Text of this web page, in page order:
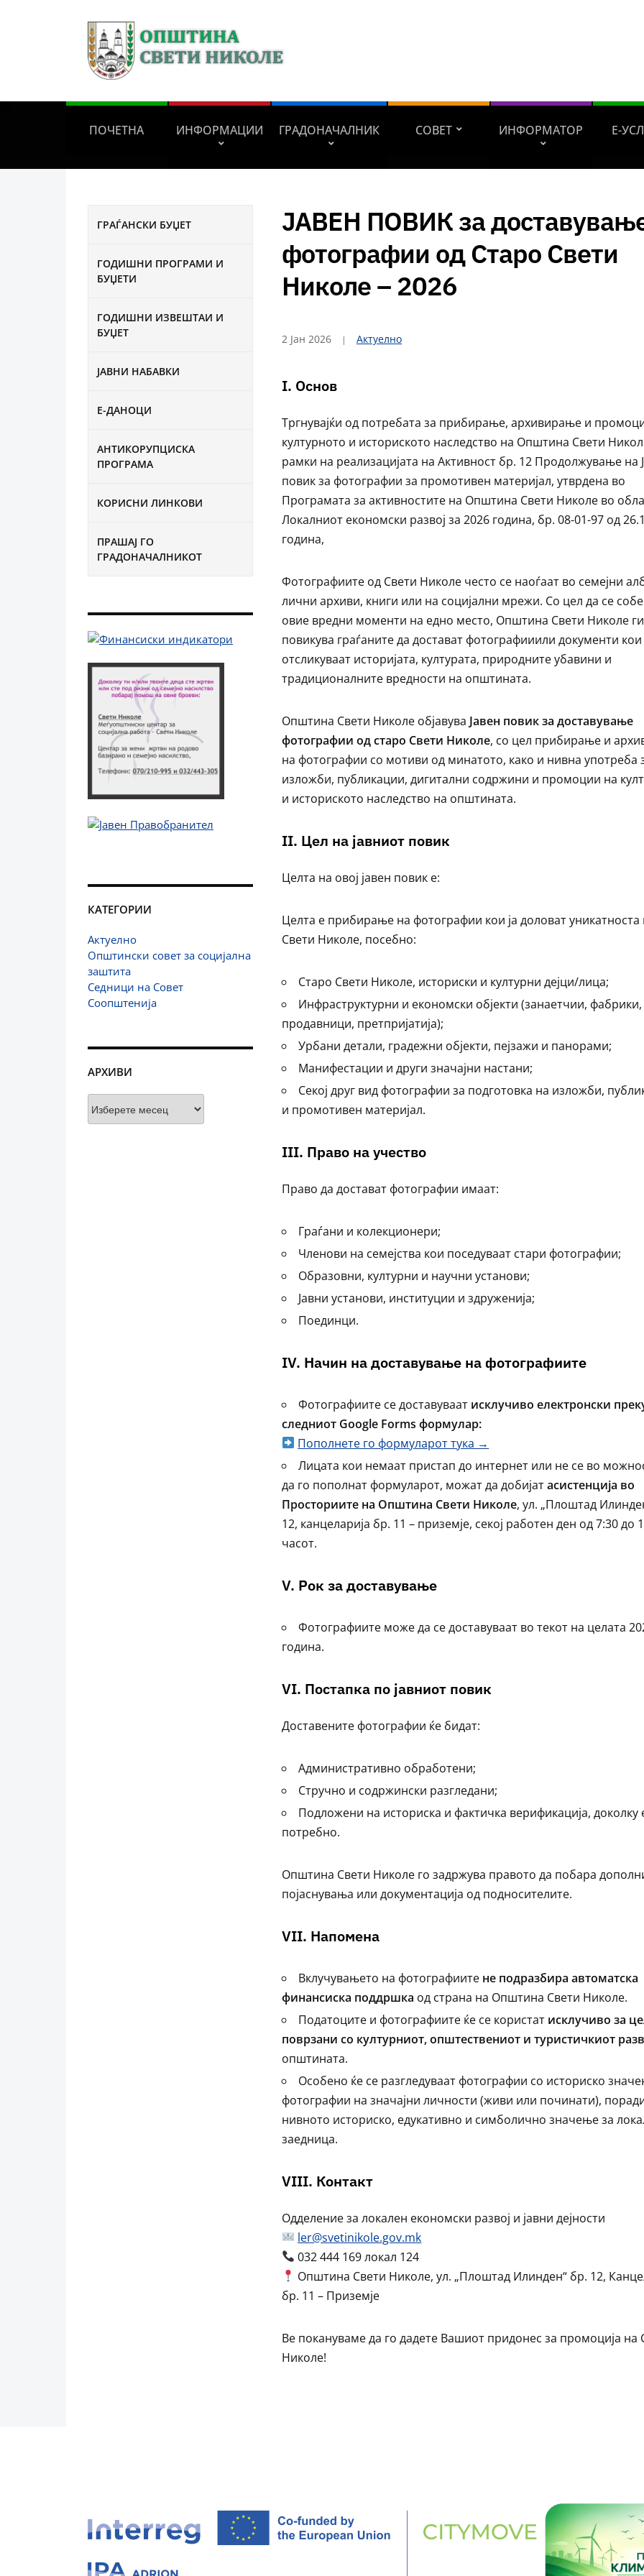
ПОЧЕТНА ИНФОРМАЦИИ ГРАДОНАЧАЛНИК СОВЕТ ИНФОРМАТОР Е-
ГРАЃАНСКИ БУЏЕТ
ГОДИШНИ ПРОГРАМИ И
БУЏЕТИ
ГОДИШНИ ИЗВЕШТАИ И
БУЏЕТ
ЈАВНИ НАБАВКИ
Е-ДАНОЦИ
АНТИКОРУПЦИСКА
ПРОГРАМА
КОРИСНИ ЛИНКОВИ
ПРАШАЈ ГО
ГРАДОНАЧАЛНИКОТ
КАТЕГОРИИ
Актуелно
Општински совет за социјална
заштита
Седници на Совет
Соопштенија
АРХИВИ
ЈАВЕН ПОВИК за
фотографии од Старо Свети
Николе – 2026
2 Јан 2026 Актуелно
I. Основ
Тргнувајќи од потребата за прибирање, архивирање и
културното и историското наследство на Општина Свети
рамки на реализацијата на Активност бр. 12 Продолжување на
повик за фотографии за промотивен материјал, утврдена во
Програмата за активностите на Општина Свети Николе во
Локалниот економски развој за 2026 година, бр. 08-01-97 од
година,
Фотографиите од Свети Николе често се наоѓаат во семејни
лични архиви, книги или на социјални мрежи. Со цел да се
овие вредни моменти на едно место, Општина Свети Николе ги
повикува граѓаните да достават фотографииили документи кои
отсликуваат историјата, културата, природните убавини и
традиционалните вредности на општината.
Општина Свети Николе објавува Јавен повик за доставување
фотографии од старо Свети Николе, со цел прибирање и
на фотографии со мотиви од минатото, како и нивна употреба
изложби, публикации, дигитални содржини и промоции на
и историското наследство на општината.
II. Цел на јавниот повик
Целта на овој јавен повик е:
Целта е прибирање на фотографии кои ја доловат уникатноста
Свети Николе, посебно:
Старо Свети Николе, историски и културни дејци/лица;
Инфраструктурни и економски објекти (занаетчии, фабрики,
продавници, претпријатија);
Урбани детали, градежни објекти, пејзажи и панорами;
Манифестации и други значајни настани;
Секој друг вид фотографии за подготовка на изложби,
и промотивен материјал.
III. Право на учество
Право да достават фотографии имаат:
Граѓани и колекционери;
Членови на семејства кои поседуваат стари фотографии;
Образовни, културни и научни установи;
Јавни установи, институции и здруженија;
Поединци.
IV. Начин на доставување на фотографиите
Фотографиите се доставуваат исклучиво електронски
следниот Google Forms формулар:
Пополнете го формуларот тука →
Лицата кои немаат пристап до интернет или не се во
да го пополнат формуларот, можат да добијатасистенција во
Просториите на Општина Свети Николе, ул. „Плоштад
12, канцеларија бр. 11 – приземје, секој работен ден од 7:30 до
часот.
V. Рок за доставување
Фотографиите може да се доставуваат во текот на целата
година.
VI. Постапка по јавниот повик
Доставените фотографии ќе бидат:
Административно обработени;
Стручно и содржински разгледани;
Подложени на историска и фактичка верификација, доколку
потребно.
Општина Свети Николе го задржува правото да побара
појаснувања или документација од подносителите.
VII. Напомена
Вклучувањето на фотографиите не подразбира автоматска
финансиска поддршка од страна на Општина Свети Николе.
Податоците и фотографиите ќе се користат исклучиво за
поврзани со културниот, општествениот и туристичкиот
општината.
Особено ќе се разгледуваат фотографии со историско
фотографии на значајни личности (живи или починати),
нивното историско, едукативно и симболично значење за
заедница.
VIII. Контакт
Одделение за локален економски развој и јавни дејности
ler@svetinikole.gov.mk
032 444 169 локал 124
Општина Свети Николе, ул. „Плоштад Илинден“ бр. 12,
бр. 11 – Приземје
Ве покануваме да го дадете Вашиот придонес за промоција на
Николе!